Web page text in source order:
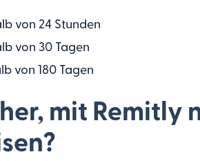
von 24 Stunden
von 30 Tagen
von 180 Tagen
mit Remitly